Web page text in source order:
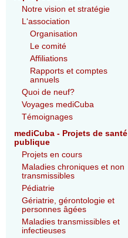
Notre vision et stratégie
L‘association
Organisation
Le comité
Affiliations
Rapports et comptes
annuels
Quoi de neuf?
Voyages mediCuba
Témoignages
mediCuba - Projets de santé
publique
Projets en cours
Maladies chroniques et non
transmissibles
Pédiatrie
Gériatrie, gérontologie et
personnes âgées
Maladies transmissibles et
infectieuses